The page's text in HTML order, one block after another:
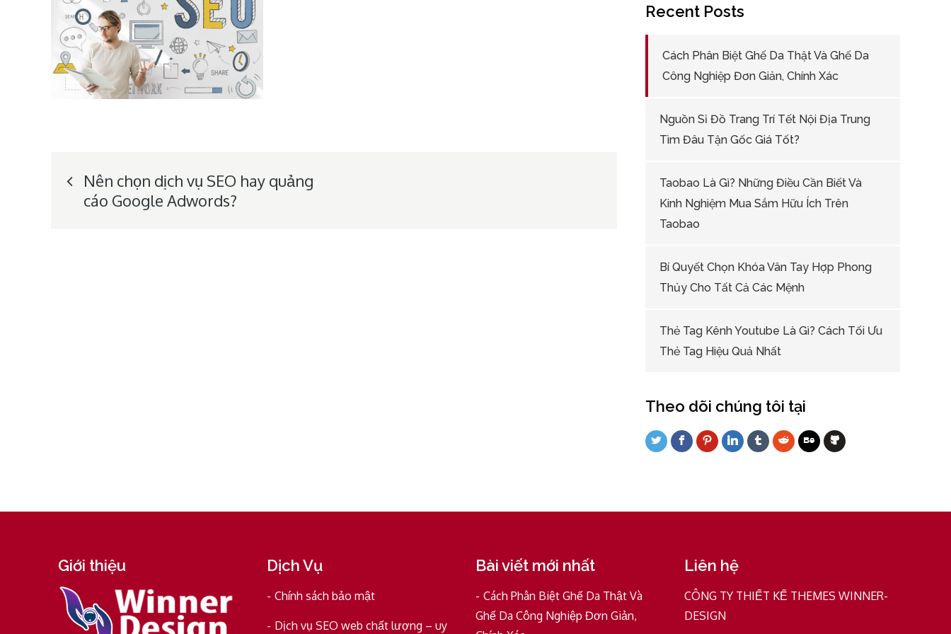
Post
navigation
Nên chọn dịch vụ SEO hay quảng
cáo Google Adwords?
Recent Posts
Cách Phân Biệt Ghế Da Thật Và Ghế Da
Công Nghiệp Đơn Giản, Chính Xác
Nguồn Sỉ Đồ Trang Trí Tết Nội Địa Trung
Tìm Đâu Tận Gốc Giá Tốt?
Taobao Là Gì? Những Điều Cần Biết Và
Kinh Nghiệm Mua Sắm Hữu Ích Trên
Taobao
Bí Quyết Chọn Khóa Vân Tay Hợp Phong
Thủy Cho Tất Cả Các Mệnh
Thẻ Tag Kênh Youtube Là Gì? Cách Tối Ưu
Thẻ Tag Hiệu Quả Nhất
Theo dõi chúng tôi tại
Giới thiệu Dịch Vụ
Chính sách bảo mật
Dịch vụ SEO web chất lượng – uy
Bài viết mới nhất
Cách Phân Biệt Ghế Da Thật Và
Ghế Da Công Nghiệp Đơn Giản,
Liên hệ
CÔNG TY THIẾT KẾ THEMES WINNER-
DESIGN